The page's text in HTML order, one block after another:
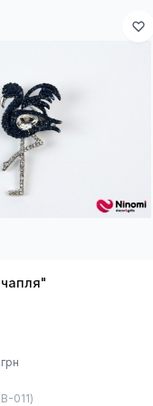
грн
011)